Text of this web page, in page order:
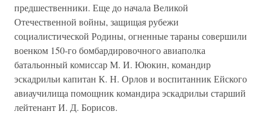
предшественники. Еще до начала Великой
Отечественной войны, защищая рубежи
социалистической Родины, огненные тараны совершили
военком 150-го бомбардировочного авиаполка
батальонный комиссар М. И. Ююкин, командир
эскадрильи капитан К. Н. Орлов и воспитанник Ейского
авиаучилища помощник командира эскадрильи старший
лейтенант И. Д. Борисов.